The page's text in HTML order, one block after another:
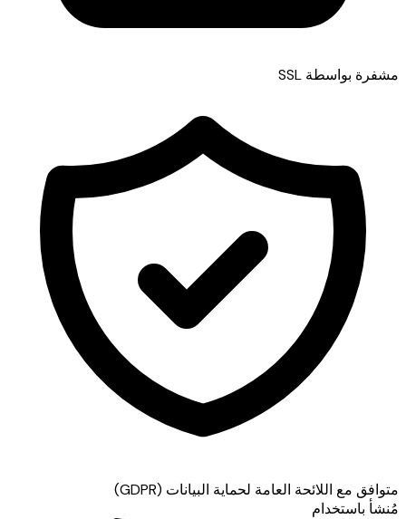
مشفرة بواسطة SSL
متوافق مع اللائحة العامة لحماية البيانات (GDPR)
مُنشأ باستخدام